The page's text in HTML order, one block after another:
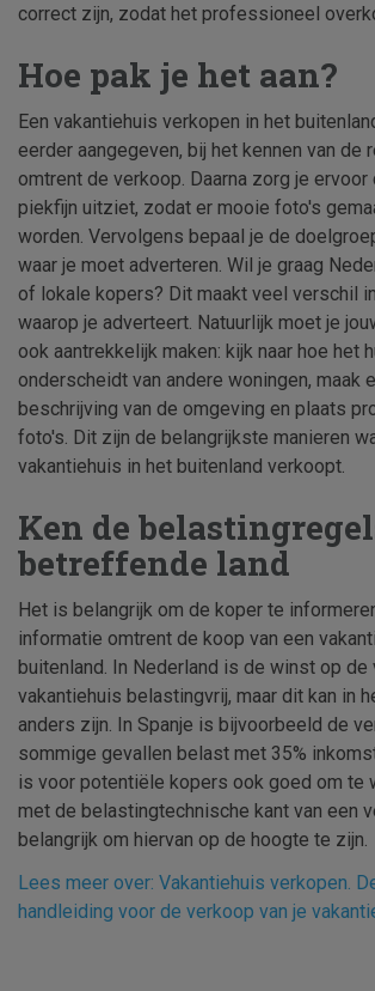
correct zijn, zodat het professioneel
Hoe pak je het aan?
Een vakantiehuis verkopen in het
eerder aangegeven, bij het kennen van de
omtrent de verkoop. Daarna zorg je ervoor
piekfijn uitziet, zodat er mooie foto's
worden. Vervolgens bepaal je de
waar je moet adverteren. Wil je graag
of lokale kopers? Dit maakt veel verschil
waarop je adverteert. Natuurlijk moet je
ook aantrekkelijk maken: kijk naar hoe het
onderscheidt van andere woningen, maak
beschrijving van de omgeving en plaats
foto's. Dit zijn de belangrijkste manieren
vakantiehuis in het buitenland verkoopt.
Ken de
betreffende land
Het is belangrijk om de koper te
informatie omtrent de koop van een
buitenland. In Nederland is de winst op de
vakantiehuis belastingvrij, maar dit kan in
anders zijn. In Spanje is bijvoorbeeld de
sommige gevallen belast met 35%
is voor potentiële kopers ook goed om te
met de belastingtechnische kant van een
belangrijk om hiervan op de hoogte te zijn.
Lees meer over: Vakantiehuis verkopen.
handleiding voor de verkoop van je